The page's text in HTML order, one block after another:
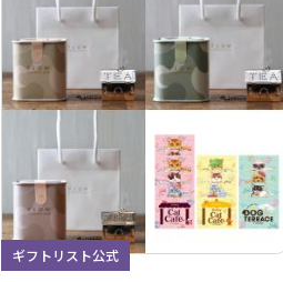
ギフトリスト公式